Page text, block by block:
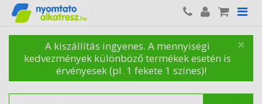
×
A kiszállítás ingyenes. A mennyiségi
kedvezmények különböző termékek esetén is
érvényesek (pl. 1 fekete 1 színes)!